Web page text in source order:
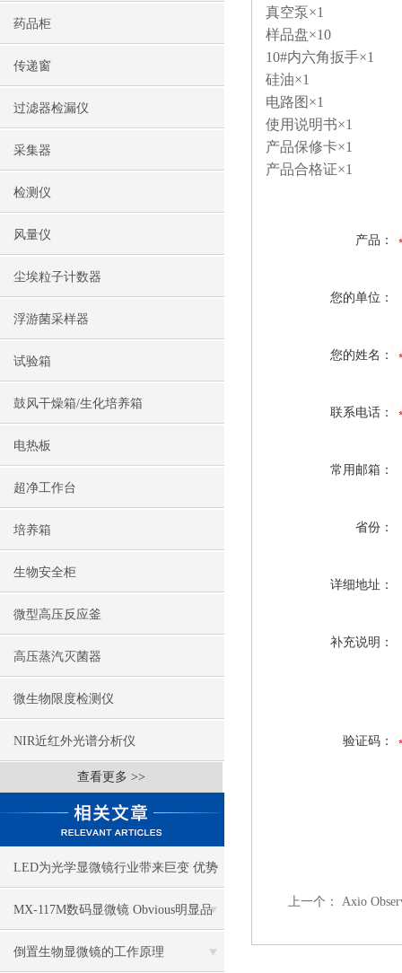
药品柜
传递窗
过滤器检漏仪
采集器
检测仪
风量仪
尘埃粒子计数器
浮游菌采样器
试验箱
鼓风干燥箱/生化培养箱
电热板
超净工作台
培养箱
生物安全柜
微型高压反应釜
高压蒸汽灭菌器
微生物限度检测仪
NIR近红外光谱分析仪
查看更多 >>
LED为光学显微镜行业带来巨变 优势
比传统卤素更明显
MX-117M数码显微镜 Obvious明显品
牌值得推荐
倒置生物显微镜的工作原理
真空泵×1
样品盘×10
10#内六角扳手×1
硅油×1
电路图×1
使用说明书×1
产品保修卡×1
产品合格证×1
产品：
您的单位：
您的姓名：
联系电话：
常用邮箱：
省份：
详细地址：
补充说明：
验证码：
上一个： Axio